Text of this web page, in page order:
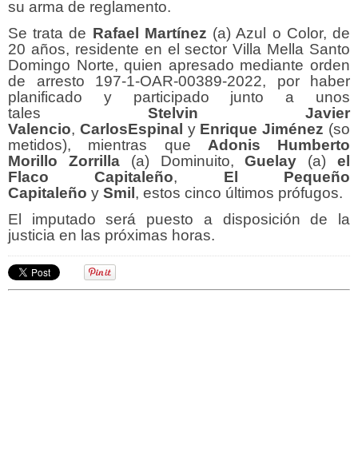
su arma de reglamento.
Se trata de Rafael Martínez (a) Azul o Color, de
20 años, residente en el sector Villa Mella Santo
Domingo Norte, quien apresado mediante orden
de arresto 197-1-OAR-00389-2022, por haber
planificado y participado junto a unos
tales Stelvin Javier
Valencio, CarlosEspinal y Enrique Jiménez (so
metidos), mientras que Adonis Humberto
Morillo Zorrilla(a) Dominuito,Guelay (a)el
Flaco Capitaleño, El Pequeño
Capitaleño y Smil , estos cinco últimos prófugos.
El imputado será puesto a disposición de la
justicia en las próximas horas.